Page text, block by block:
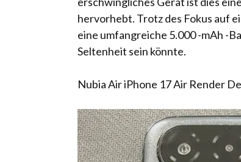
hervorhebt. Trotz des Fokus auf
eine umfangreiche 5.000 -mAh -
Seltenheit sein könnte.
Nubia Air iPhone 17 Air Render